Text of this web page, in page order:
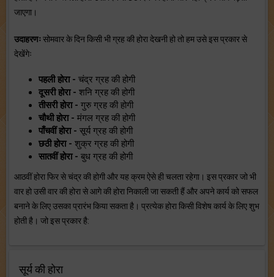
जाएगा।
उदाहरणःसोमवार के दिन किसी भी ग्रह की होरा देखनी हो तो हम उसे इस प्रकार से
देखेंगेः
पहली होरा - चंद्र ग्रह की होगी
दूसरी होरा - शनि ग्रह की होगी
तीसरी होरा - गुरु ग्रह की होगी
चौथी होरा - मंगल ग्रह की होगी
पाँचवीं होरा - सूर्य ग्रह की होगी
छठी होरा - शुक्र ग्रह की होगी
सातवीं होरा - बुध ग्रह की होगी
आठवीं होरा फिर से चंद्र की होगी और यह क्रम ऐसे ही चलता रहेगा। इस प्रकार जो भी
वार हो उसी वार की होरा से आगे की होरा निकाली जा सकती हैं और अपने कार्य को सफल
बनाने के लिए उसका प्रारंभ किया सकता है। प्रत्येक होरा किसी विशेष कार्य के लिए शुभ
होती है। जो इस प्रकार है:
सूर्य की होरा